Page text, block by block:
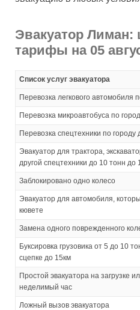
Эвакуатор Лиман:
тарифы на 05
Список услуг эвакуатора
Перевозка легкового автомобиля
Перевозка микроавтобуса по
Перевозка спецтехники по городу
Эвакуатор для трактора,
другой спецтехники до 10 тонн до
Заблокировано одно колесо
Эвакуатор для автомобиля,
кювете
Замена одного поврежденного
Буксировка грузовика от 5 до 10
сцепке до 15км
Простой эвакуатора на загрузке
неделимый час
Ложный вызов эвакуатора